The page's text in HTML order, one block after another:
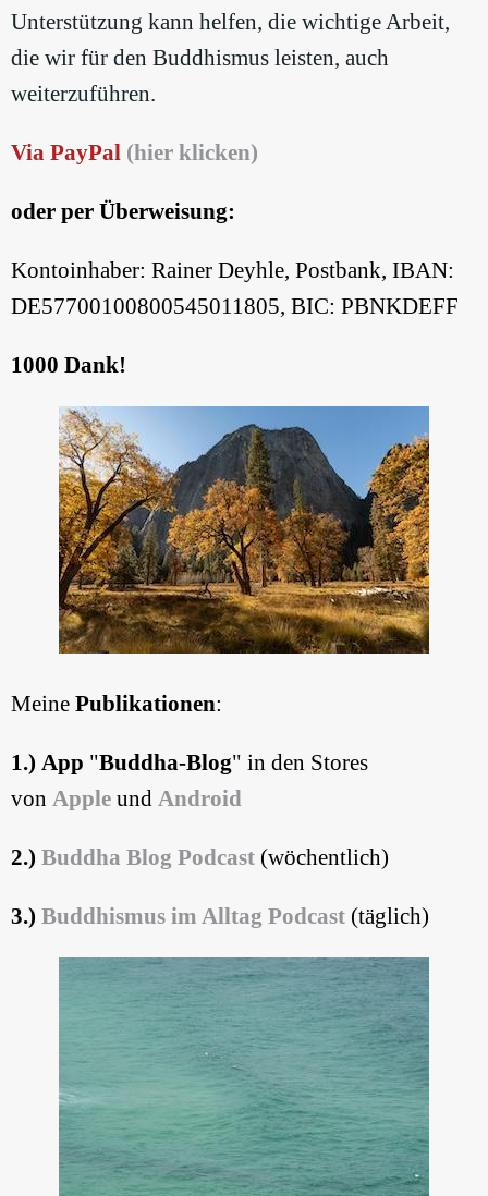
Unterstützung kann helfen, die wichtige Arbeit,
die wir für den Buddhismus leisten, auch
weiterzuführen.
Via PayPal (hier klicken)
oder per Überweisung:
Kontoinhaber: Rainer Deyhle, Postbank, IBAN:
DE57700100800545011805, BIC: PBNKDEFF
1000 Dank!
Meine Publikationen:
1.) App "Buddha-Blog" in den Stores
von Apple und Android
2.) Buddha Blog Podcast (wöchentlich)
3.) Buddhismus im Alltag Podcast (täglich)